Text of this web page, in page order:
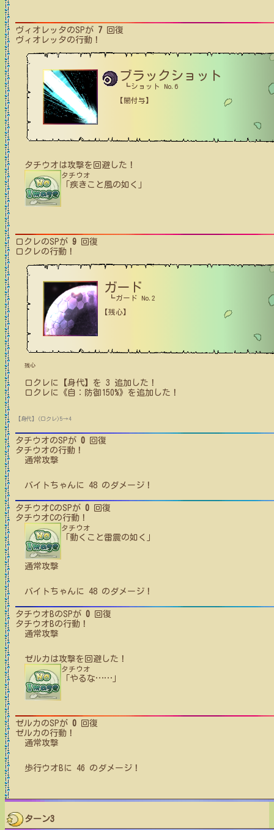
ヴィオレッタのSPが 7 回復
ヴィオレッタの行動！
ブラックショット
┗ショット No.6
【闇付与】
タチウオは攻撃を回避した！
タチウオ
「疾きこと風の如く」
ロクレのSPが 9 回復
ロクレの行動！
ガード
┗ガード No.2
【残心】
残心
ロクレ に【身代】を 3 追加した！
ロクレ に 《自：防御150%》 を追加した！
【身代】(ロクレ)5→4
タチウオのSPが 0 回復
タチウオの行動！
通常攻撃
バイトちゃん に 48 のダメージ！
タチウオCのSPが 0 回復
タチウオCの行動！
タチウオ
「動くこと雷震の如く」
通常攻撃
バイトちゃん に 48 のダメージ！
タチウオBのSPが 0 回復
タチウオBの行動！
通常攻撃
ゼルカは攻撃を回避した！
タチウオ
「やるな……
ゼルカのSPが 0 回復
ゼルカの行動！
通常攻撃
歩行ウオB に 46 のダメージ！
ターン3